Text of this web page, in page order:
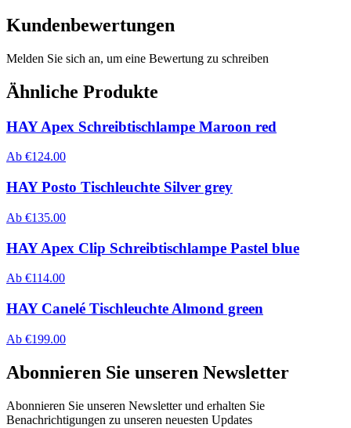
Kundenbewertungen
Melden Sie sich an, um eine Bewertung zu schreiben
Ähnliche Produkte
HAY Apex Schreibtischlampe Maroon red
Ab €124.00
HAY Posto Tischleuchte Silver grey
Ab €135.00
HAY Apex Clip Schreibtischlampe Pastel blue
Ab €114.00
HAY Canelé Tischleuchte Almond green
Ab €199.00
Abonnieren Sie unseren Newsletter
Abonnieren Sie unseren Newsletter und erhalten Sie
Benachrichtigungen zu unseren neuesten Updates